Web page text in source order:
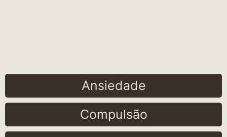
Ansiedade
Compulsão